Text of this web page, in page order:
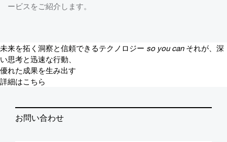
ービスをご紹介します。
未来を拓く洞察と信頼できるテクノロジー so you can それが、深
い思考と迅速な行動、
優れた成果を生み出す
詳細はこちら
お問い合わせ